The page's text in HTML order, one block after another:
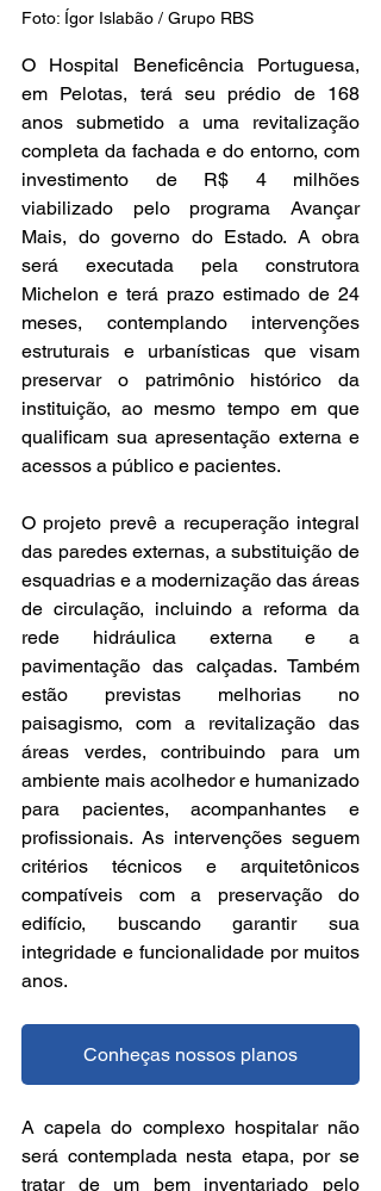
Foto: Ígor Islabão / Grupo RBS
O Hospital Beneficência Portuguesa,
em Pelotas, terá seu prédio de 168
anos submetido a uma revitalização
completa da fachada e do entorno, com
investimento de R$ 4 milhões
viabilizado pelo programa Avançar
Mais, do governo do Estado. A obra
será executada pela construtora
Michelon e terá prazo estimado de 24
meses, contemplando intervenções
estruturais e urbanísticas que visam
preservar o patrimônio histórico da
instituição, ao mesmo tempo em que
qualificam sua apresentação externa e
acessos a público e pacientes.
O projeto prevê a recuperação integral
das paredes externas, a substituição de
esquadrias e a modernização das áreas
de circulação, incluindo a reforma da
rede hidráulica externa e a
pavimentação das calçadas. Também
estão previstas melhorias no
paisagismo, com a revitalização das
áreas verdes, contribuindo para um
ambiente mais acolhedor e humanizado
para pacientes, acompanhantes e
profissionais. As intervenções seguem
critérios técnicos e arquitetônicos
compatíveis com a preservação do
edifício, buscando garantir sua
integridade e funcionalidade por muitos
anos.
Conheças nossos planos
A capela do complexo hospitalar não
será contemplada nesta etapa, por se
tratar de um bem inventariado pelo